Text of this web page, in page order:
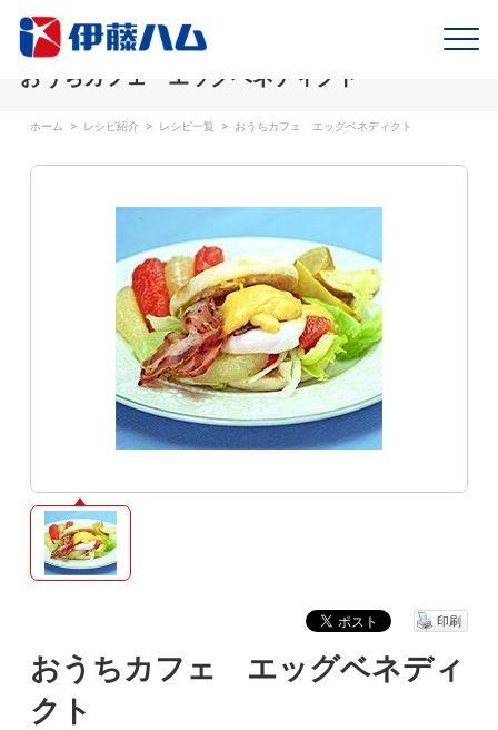
おうちカフェ エッグベネディクト
ホーム > レシピ紹介 > レシピ一覧 > おうちカフェ エッグベネディクト
おうちカフェ エッグベネディ
クト
印刷